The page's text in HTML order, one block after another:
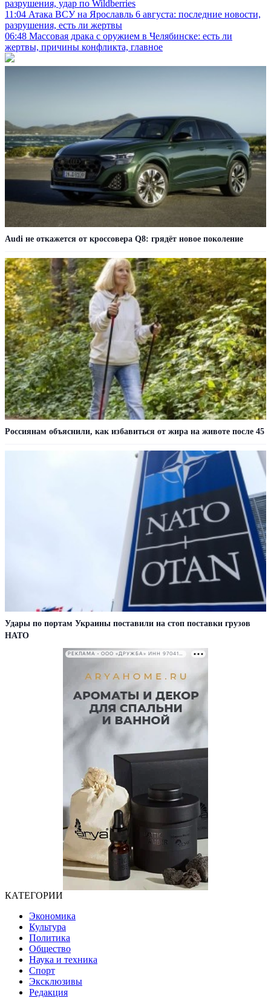
разрушения, удар по Wildberries
11:04 Атака ВСУ на Ярославль 6 августа: последние новости,
разрушения, есть ли жертвы
06:48 Массовая драка с оружием в Челябинске: есть ли
жертвы, причины конфликта, главное
Audi не откажется от кроссовера Q8: грядёт новое поколение
Россиянам объяснили, как избавиться от жира на животе после 45
Удары по портам Украины поставили на стоп поставки грузов
НАТО
РЕКЛАМА • ООО «ДРУЖБА» ИНН 9704146411
КАТЕГОРИИ
Экономика
Культура
Политика
Общество
Наука и техника
Спорт
Эксклюзивы
Редакция